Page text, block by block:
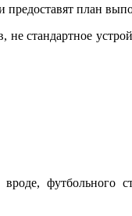
предоставят план
стандартное
футбольного